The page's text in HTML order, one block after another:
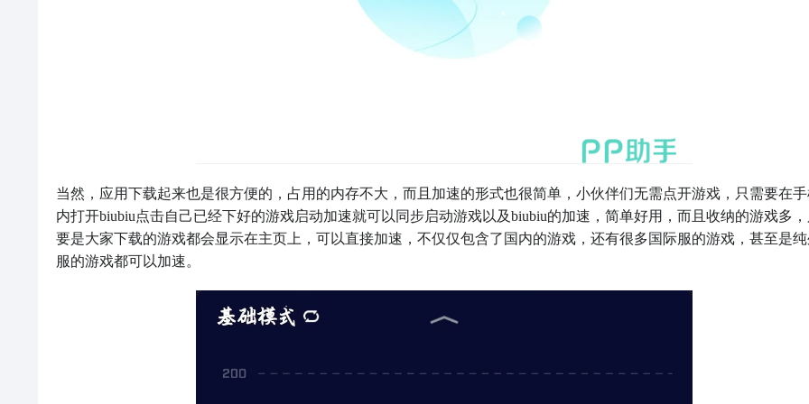
当然，应用下载起来也是很方便的，占用的内存不大，而且加速的形式也很简单，小伙伴们无需点开游戏，只需要在
内打开biubiu点击自己已经下好的游戏启动加速就可以同步启动游戏以及biubiu的加速，简单好用，而且收纳的游戏多，
要是大家下载的游戏都会显示在主页上，可以直接加速，不仅仅包含了国内的游戏，还有很多国际服的游戏，甚至是
服的游戏都可以加速。